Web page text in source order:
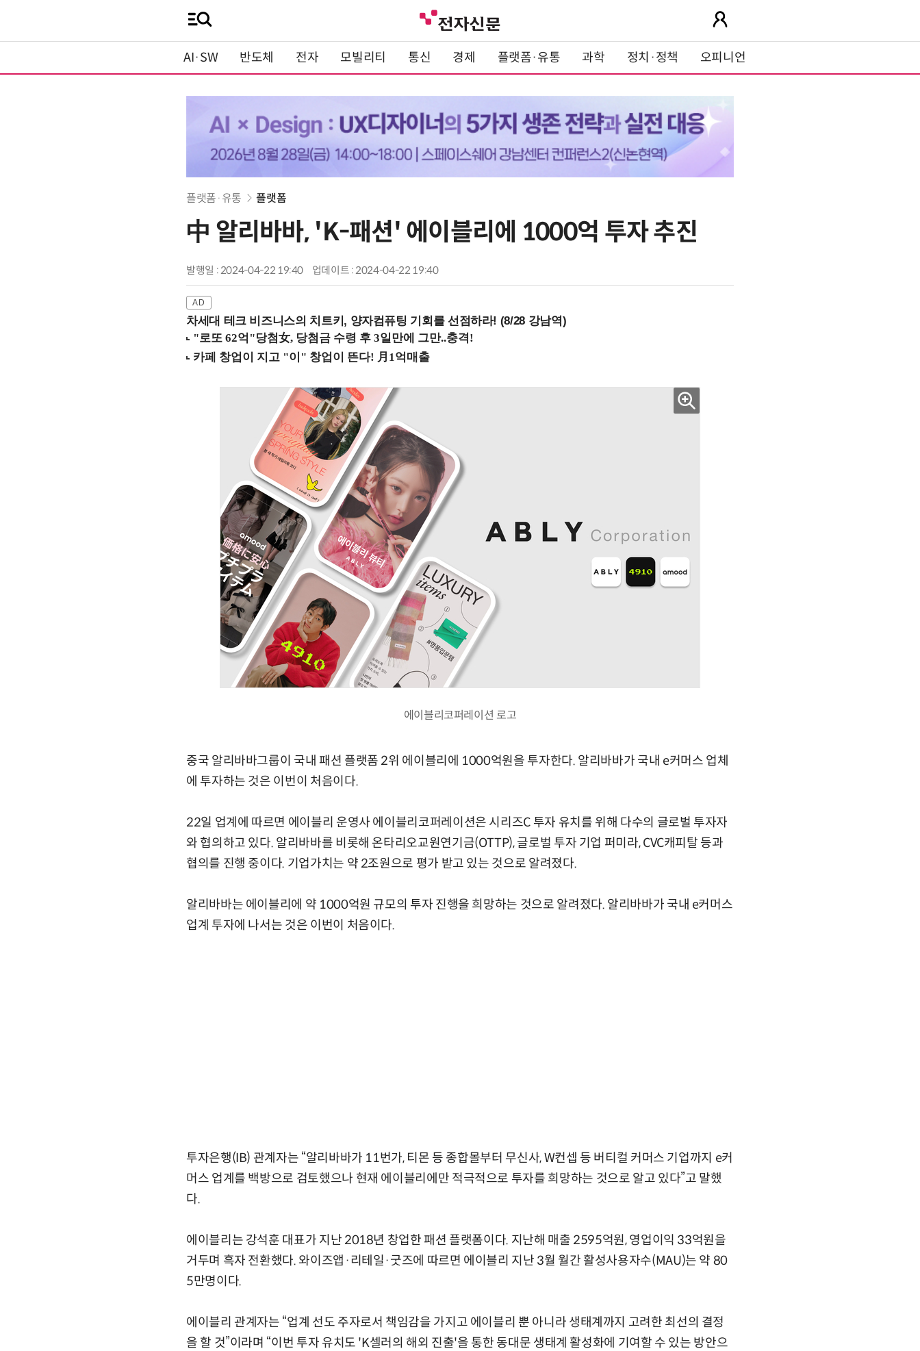
AI·SW 반도체 전자 모빌리티 통신 경제 플랫폼·유통 과학 정치·정책 오피니언
플랫폼·유통 플랫폼
中 알리바바, 'K-패션' 에이블리에 1000억 투자 추진
발행일 : 2024-04-22 19:40 업데이트 : 2024-04-22 19:40
차세대 테크 비즈니스의 치트키, 양자컴퓨팅 기회를 선점하라! (8/28 강남역)
에이블리코퍼레이션 로고
중국 알리바바그룹이 국내 패션 플랫폼 2위 에이블리에 1000억원을 투자한다. 알리바바가 국내 e커머스 업체
에 투자하는 것은 이번이 처음이다.
22일 업계에 따르면 에이블리 운영사 에이블리코퍼레이션은 시리즈C 투자 유치를 위해 다수의 글로벌 투자자
와 협의하고 있다. 알리바바를 비롯해 온타리오교원연기금(OTTP), 글로벌 투자 기업 퍼미라, CVC캐피탈 등과
협의를 진행 중이다. 기업가치는 약 2조원으로 평가 받고 있는 것으로 알려졌다.
알리바바는 에이블리에 약 1000억원 규모의 투자 진행을 희망하는 것으로 알려졌다. 알리바바가 국내 e커머스
업계 투자에 나서는 것은 이번이 처음이다.
투자은행(IB) 관계자는 “알리바바가 11번가, 티몬 등 종합몰부터 무신사, W컨셉 등 버티컬 커머스 기업까지 e커
머스 업계를 백방으로 검토했으나 현재 에이블리에만 적극적으로 투자를 희망하는 것으로 알고 있다”고 말했
다.
에이블리는 강석훈 대표가 지난 2018년 창업한 패션 플랫폼이다. 지난해 매출 2595억원, 영업이익 33억원을
거두며 흑자 전환했다. 와이즈앱·리테일·굿즈에 따르면 에이블리 지난 3월 월간 활성사용자수(MAU)는 약 80
5만명이다.
에이블리 관계자는 “업계 선도 주자로서 책임감을 가지고 에이블리 뿐 아니라 생태계까지 고려한 최선의 결정
을 할 것”이라며 “이번 투자 유치도 'K셀러의 해외 진출'을 통한 동대문 생태계 활성화에 기여할 수 있는 방안으